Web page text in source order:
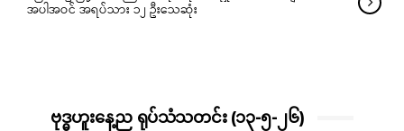
အပါအဝင် အရပ်သား ၁၂ ဦးသေဆုံး
ဗုဒ္ဓဟူးနေ့ည ရုပ်သံသတင်း (၁၃-၅-၂၆)